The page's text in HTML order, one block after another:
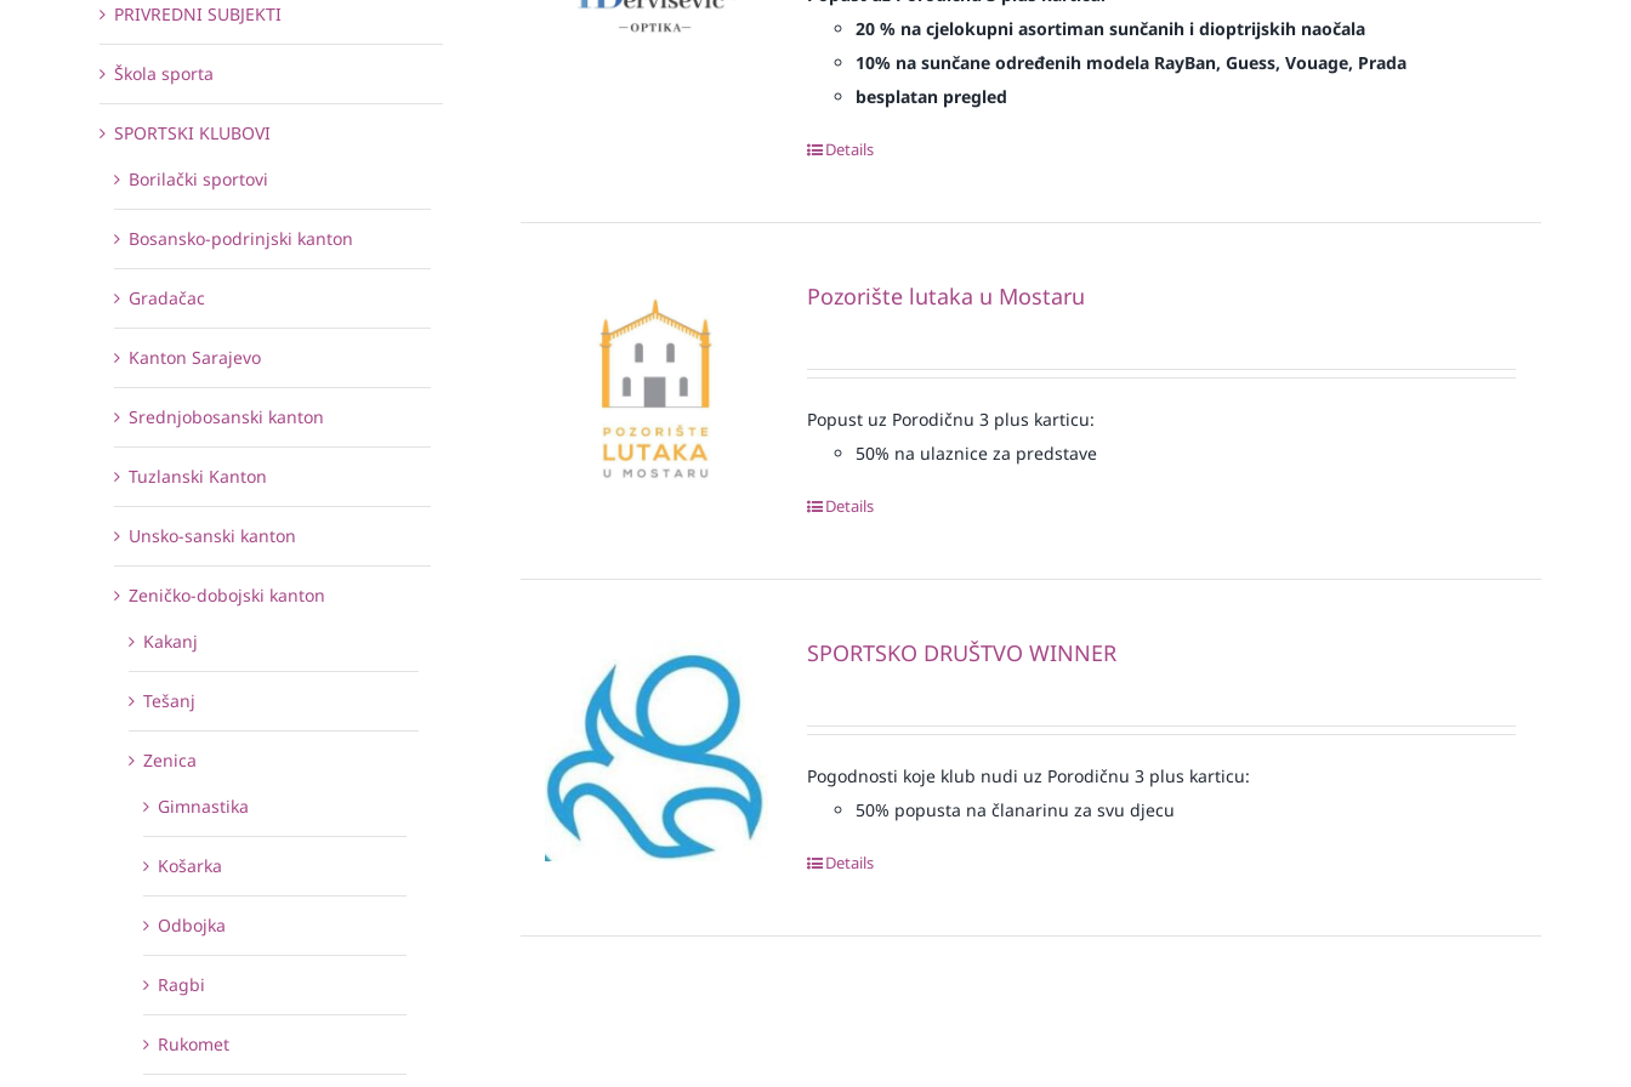
20 % na cjelokupni asortiman sunčanih i dioptrijskih naočala
10% na sunčane određenih modela RayBan, Guess, Vouage, Prada
besplatan pregled
Details
Pozorište lutaka u Mostaru
Popust uz Porodičnu 3 plus karticu:
50% na ulaznice za predstave
Details
SPORTSKO DRUŠTVO WINNER
Pogodnosti koje klub nudi uz Porodičnu 3 plus karticu:
50% popusta na članarinu za svu djecu
Details
PRIVREDNI SUBJEKTI
Škola sporta
SPORTSKI KLUBOVI
Borilački sportovi
Bosansko-podrinjski kanton
Gradačac
Kanton Sarajevo
Srednjobosanski kanton
Tuzlanski Kanton
Unsko-sanski kanton
Zeničko-dobojski kanton
Kakanj
Tešanj
Zenica
Gimnastika
Košarka
Odbojka
Ragbi
Rukomet